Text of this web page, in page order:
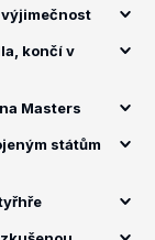
končí v
Masters
státům